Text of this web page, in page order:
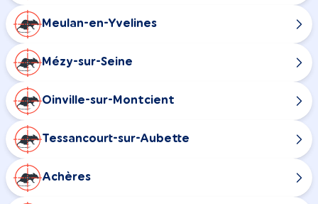
Meulan-en-Yvelines
Mézy-sur-Seine
Oinville-sur-Montcient
Tessancourt-sur-Aubette
Achères